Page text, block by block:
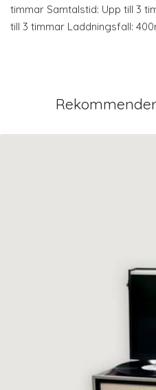
timmar Samtalstid: Upp till 3
till 3 timmar Laddningsfall: